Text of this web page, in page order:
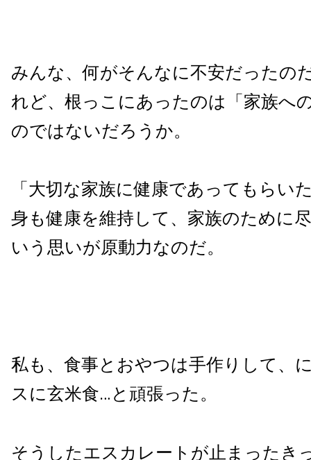
みんな、何がそんなに不安だったの
れど、根っこにあったのは「家族へ
のではないだろうか。
「大切な家族に健康であってもらい
身も健康を維持して、家族のために
いう思いが原動力なのだ。
私も、食事とおやつは手作りして、
スに玄米食…と頑張った。
そうしたエスカレートが止まったき